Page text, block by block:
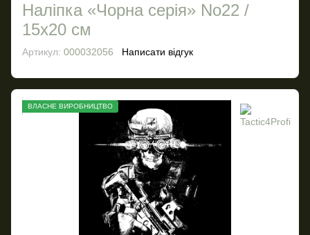
Налiпка «Чорна серія» No22 /
15х20 см
Артикул: 000032056 Написати відгук
ВЛАСНЕ ВИРОБНИЦТВО